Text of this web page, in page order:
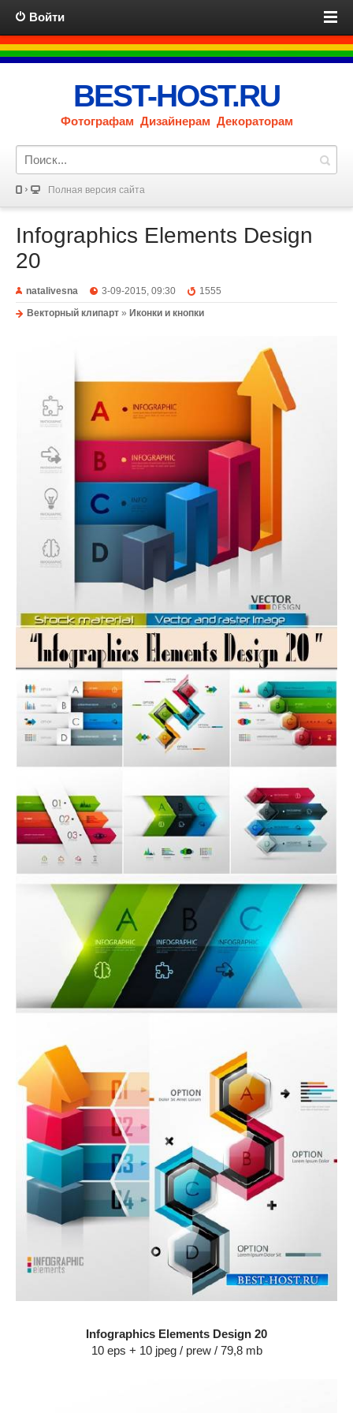
Войти
BEST-HOST.RU
Фотографам Дизайнерам Декораторам
Полная версия сайта
Infographics Elements Design
20
natalivesna 3-09-2015, 09:30
1555
Векторный клипарт » Иконки и кнопки
Infographics Elements Design 20
10 eps + 10 jpeg / prew / 79,8 mb